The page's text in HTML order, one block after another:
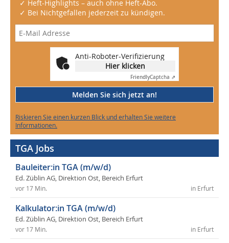
✓ Heft-Highlights – auch ohne Heft-Abo.
✓ Bei Nichtgefallen jederzeit zu kündigen.
Anti-Roboter-Verifizierung
Hier klicken
FriendlyCaptcha ⇗
Melden Sie sich jetzt an!
Riskieren Sie einen kurzen Blick und erhalten Sie weitere
Informationen.
TGA Jobs
Bauleiter:in TGA (m/w/d)
Ed. Züblin AG, Direktion Ost, Bereich Erfurt
in Erfurt
vor 17 Min.
Kalkulator:in TGA (m/w/d)
Ed. Züblin AG, Direktion Ost, Bereich Erfurt
in Erfurt
vor 17 Min.